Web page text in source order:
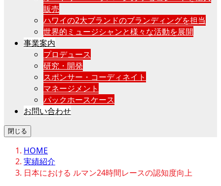
販売
ハワイの2大ブランドのブランディングを担当
世界的ミュージシャンと様々な活動を展開
事業案内
プロデュース
研究・開発
スポンサー・コーディネイト
マネージメント
パックホースケース
お問い合わせ
閉じる
HOME
実績紹介
日本における ルマン24時間レースの認知度向上